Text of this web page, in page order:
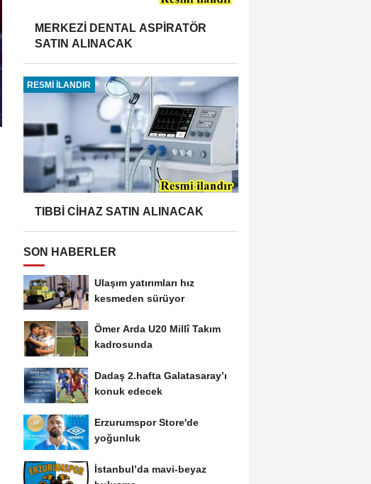
MERKEZİ DENTAL ASPİRATÖR
SATIN ALINACAK
RESMİ İLANDIR
TIBBİ CİHAZ SATIN ALINACAK
SON HABERLER
Ulaşım yatırımları hız
kesmeden sürüyor
Ömer Arda U20 Millî Takım
kadrosunda
Dadaş 2.hafta Galatasaray’ı
konuk edecek
Erzurumspor Store'de
yoğunluk
İstanbul’da mavi-beyaz